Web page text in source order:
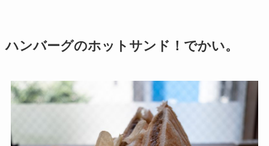
ハンバーグのホットサンド！でかい。